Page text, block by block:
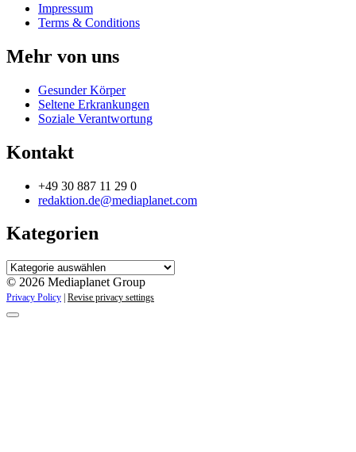
Impressum
Terms & Conditions
Mehr von uns
Gesunder Körper
Seltene Erkrankungen
Soziale Verantwortung
Kontakt
+49 30 887 11 29 0
redaktion.de@mediaplanet.com
Kategorien
Kategorien
© 2026 Mediaplanet Group
Privacy Policy Revise privacy settings